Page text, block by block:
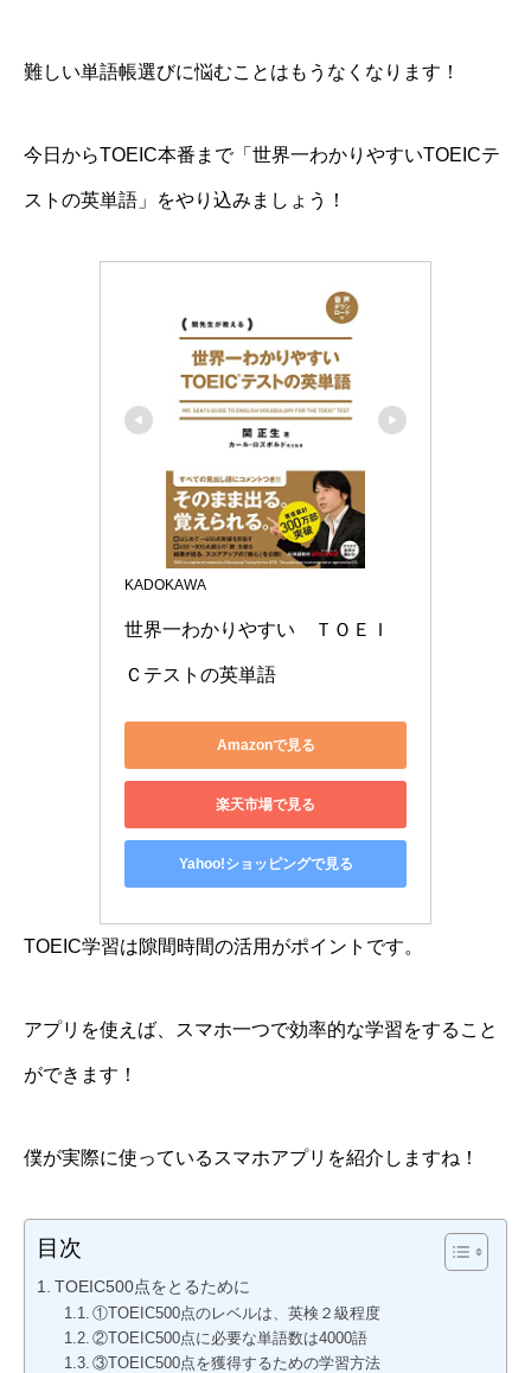
難しい単語帳選びに悩むことはもうなくなります！
今日からTOEIC本番まで「世界一わかりやすいTOEICテ
ストの英単語」をやり込みましょう！
KADOKAWA
世界一わかりやすい　ＴＯＥＩ
Ｃテストの英単語
Amazonで見る
楽天市場で見る
Yahoo!ショッピングで見る
TOEIC学習は隙間時間の活用がポイントです。
アプリを使えば、スマホ一つで効率的な学習をすること
ができます！
僕が実際に使っているスマホアプリを紹介しますね！
目次
TOEIC500点をとるために
①TOEIC500点のレベルは、英検２級程度
②TOEIC500点に必要な単語数は4000語
③TOEIC500点を獲得するための学習方法